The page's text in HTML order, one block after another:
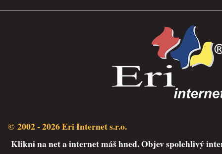
© 2002 - 2026 Eri Internet s.r.o.
Klikni na net a internet máš hned. Objev spolehlivý